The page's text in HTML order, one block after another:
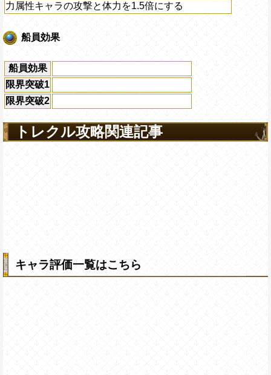
力属性キャラの攻撃と体力を1.5倍にする
船員効果
船員効果
限界突破1
限界突破2
トレクル攻略関連記事
キャラ評価一覧はこちら